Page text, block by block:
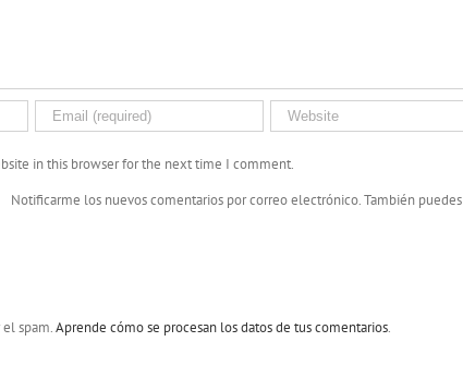
in this browser for the next time I comment.
Notificarme los nuevos comentarios por correo electrónico. También puedes
spam.Aprende cómo se procesan los datos de tus comentarios.